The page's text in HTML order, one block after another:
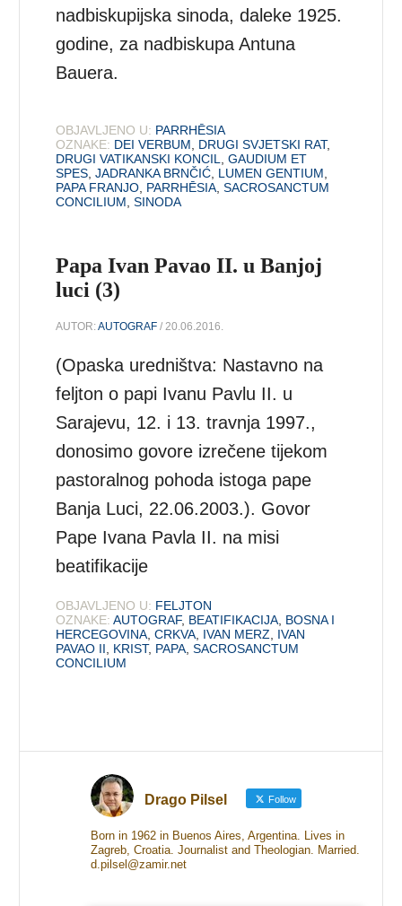
nadbiskupijska sinoda, daleke 1925.
godine, za nadbiskupa Antuna
Bauera.
OBJAVLJENO U: PARRHĒSIA
OZNAKE: DEI VERBUM DRUGI SVJETSKI RAT,
DRUGI VATIKANSKI KONCIL
,GAUDIUM ET
SPES ,JADRANKA BRNČIĆ LUMEN GENTIUM
PAPA FRANJO PARRHĒSIA ,SACROSANCTUM
CONCILIUM ,SINODA
Papa Ivan Pavao II. u Banjoj
luci (3)
AUTOR:AUTOGRAF / 20.06.2016.
(Opaska uredništva: Nastavno na
feljton o papi Ivanu Pavlu II. u
Sarajevu, 12. i 13. travnja 1997.,
donosimo govore izrečene tijekom
pastoralnog pohoda istoga pape
Banja Luci, 22.06.2003.). Govor
Pape Ivana Pavla II. na misi
beatifikacije
OBJAVLJENO U: FELJTON
OZNAKE: AUTOGRAF, BEATIFIKACIJA BOSNA I
HERCEGOVINA ,CRKVA IVAN MERZ
IVAN
PAVAO II
KRIST, PAPA ,SACROSANCTUM
CONCILIUM
Drago Pilsel Follow
Born in 1962 in Buenos Aires, Argentina. Lives in
Zagreb, Croatia. Journalist and Theologian. Married.
d.pilsel@zamir.net